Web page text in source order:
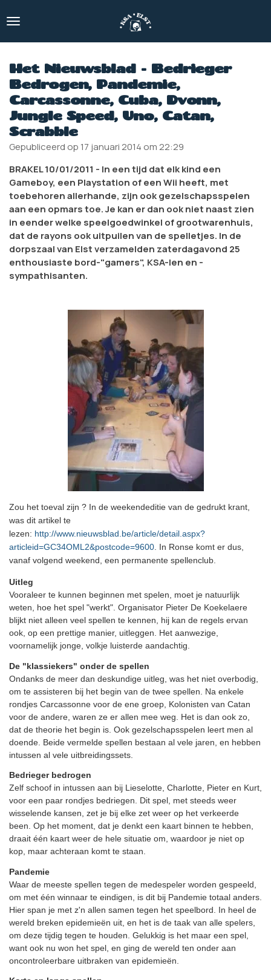
direct
hoofdinhoud
Het Nieuwsblad - Bedrieger
Bedrogen, Pandemie,
Carcassonne, Cuba, Dvonn,
Jungle Speed, Uno, Catan,
Scrabble
Gepubliceerd op 17 januari 2014 om 22:29
BRAKEL 10/01/2011 - In een tijd dat elk kind een
Gameboy, een Playstation of een Wii heeft, met
toebehoren allerhande, zijn ook gezelschapsspelen
aan een opmars toe. Je kan er dan ook niet naast zien
in eender welke speelgoedwinkel of grootwarenhuis,
dat de rayons ook uitpuilen van de spelletjes. In de
dorpszaal van Elst verzamelden zaterdagavond 25
enthousiaste bord-"gamers", KSA-len en -
sympathisanten.
Zou het toeval zijn ? In de weekendeditie van de gedrukt krant,
was dit artikel te
lezen: http://www.nieuwsblad.be/article/detail.aspx?
articleid=GC34OML2&postcode=9600 . In Ronse komt er dus,
vanaf volgend weekend, een permanente spellenclub.
Uitleg
Vooraleer te kunnen beginnen met spelen, moet je natuurlijk
weten, hoe het spel "werkt". Organisator Pieter De Koekelaere
blijkt niet alleen veel spellen te kennen, hij kan de regels ervan
ook, op een prettige manier, uitleggen. Het aanwezige,
voornamelijk jonge, volkje luisterde aandachtig.
De "klassiekers" onder de spellen
Ondanks de meer dan deskundige uitleg, was het niet overbodig,
om te assisteren bij het begin van de twee spellen. Na enkele
rondjes Carcassonne voor de ene groep, Kolonisten van Catan
voor de andere, waren ze er allen mee weg. Het is dan ook zo,
dat de theorie het begin is. Ook gezelschapsspelen leert men al
doende. Beide vermelde spellen bestaan al vele jaren, en hebben
intussen al vele uitbreidingssets.
Bedrieger bedrogen
Zelf schoof in intussen aan bij Lieselotte, Charlotte, Pieter en Kurt,
voor een paar rondjes bedriegen. Dit spel, met steeds weer
wisselende kansen, zet je bij elke zet weer op het verkeerde
been. Op het moment, dat je denkt een kaart binnen te hebben,
draait één kaart weer de hele situatie om, waardoor je niet op
kop, maar achteraan komt te staan.
Pandemie
Waar de meeste spellen tegen de medespeler worden gespeeld,
om met één winnaar te eindigen, is dit bij Pandemie totaal anders.
Hier span je met z'n allen samen tegen het speelbord. In heel de
wereld breken epidemieën uit, en het is de taak van alle spelers,
om deze tijdig tegen te houden. Gelukkig is het maar een spel,
want ook nu won het spel, en ging de wereld ten onder aan
oncontroleerbare uitbraken van epidemieën.